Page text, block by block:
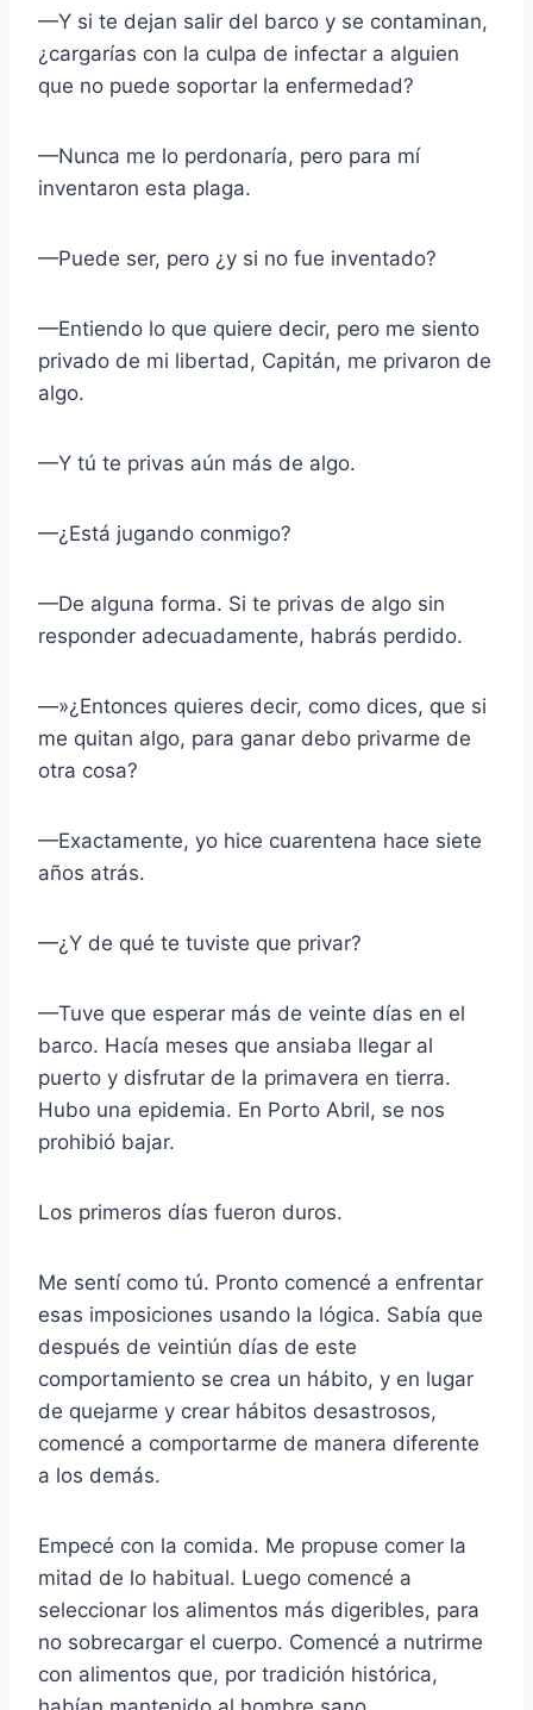
—Y si te dejan salir del barco y se contaminan,
¿cargarías con la culpa de infectar a alguien
que no puede soportar la enfermedad?
—Nunca me lo perdonaría, pero para mí
inventaron esta plaga.
—Puede ser, pero ¿y si no fue inventado?
—Entiendo lo que quiere decir, pero me siento
privado de mi libertad, Capitán, me privaron de
algo.
—Y tú te privas aún más de algo.
—¿Está jugando conmigo?
—De alguna forma. Si te privas de algo sin
responder adecuadamente, habrás perdido.
—»¿Entonces quieres decir, como dices, que si
me quitan algo, para ganar debo privarme de
otra cosa?
—Exactamente, yo hice cuarentena hace siete
años atrás.
—¿Y de qué te tuviste que privar?
—Tuve que esperar más de veinte días en el
barco. Hacía meses que ansiaba llegar al
puerto y disfrutar de la primavera en tierra.
Hubo una epidemia. En Porto Abril, se nos
prohibió bajar.
Los primeros días fueron duros.
Me sentí como tú. Pronto comencé a enfrentar
esas imposiciones usando la lógica. Sabía que
después de veintiún días de este
comportamiento se crea un hábito, y en lugar
de quejarme y crear hábitos desastrosos,
comencé a comportarme de manera diferente
a los demás.
Empecé con la comida. Me propuse comer la
mitad de lo habitual. Luego comencé a
seleccionar los alimentos más digeribles, para
no sobrecargar el cuerpo. Comencé a nutrirme
con alimentos que, por tradición histórica,